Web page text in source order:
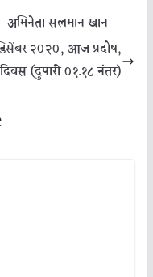
अभिनेता सलमान खान
२०२०, आज प्रदोष,
(दुपारी ०१.१८ नंतर)